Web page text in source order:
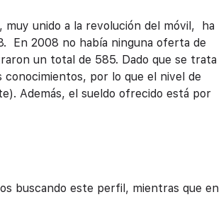
muy unido a la revolución del móvil, ha
En 2008 no había ninguna oferta de
un total de 585. Dado que se trata
por lo que el nivel de
Además, el sueldo ofrecido está por
buscando este perfil, mientras que en